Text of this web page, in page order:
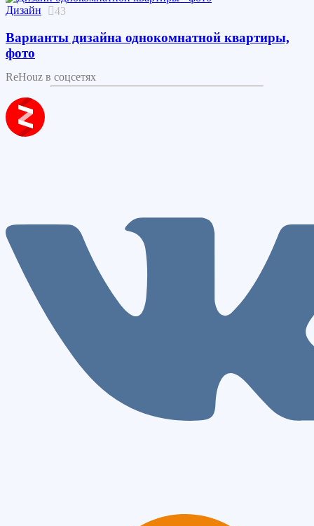
Дизайн 43
Варианты дизайна однокомнатной квартиры,
фото
ReHouz в соцсетях